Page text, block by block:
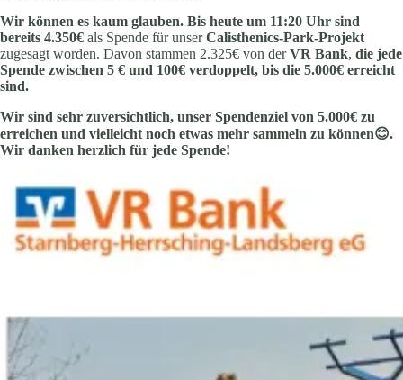
Wir können es kaum glauben. Bis heute um 11:20 Uhr sind
bereits 4.350€ als Spende für unserCalisthenics-Park-Projekt
zugesagt worden. Davon stammen 2.325€ von derVR Bank, die jede
Spende zwischen 5 € und 100€ verdoppelt, bis die 5.000€ erreicht
sind.
Wir sind sehr zuversichtlich, unser Spendenziel von 5.000€ zu
erreichen und vielleicht noch etwas mehr sammeln zu können😊.
Wir danken herzlich für jede Spende!